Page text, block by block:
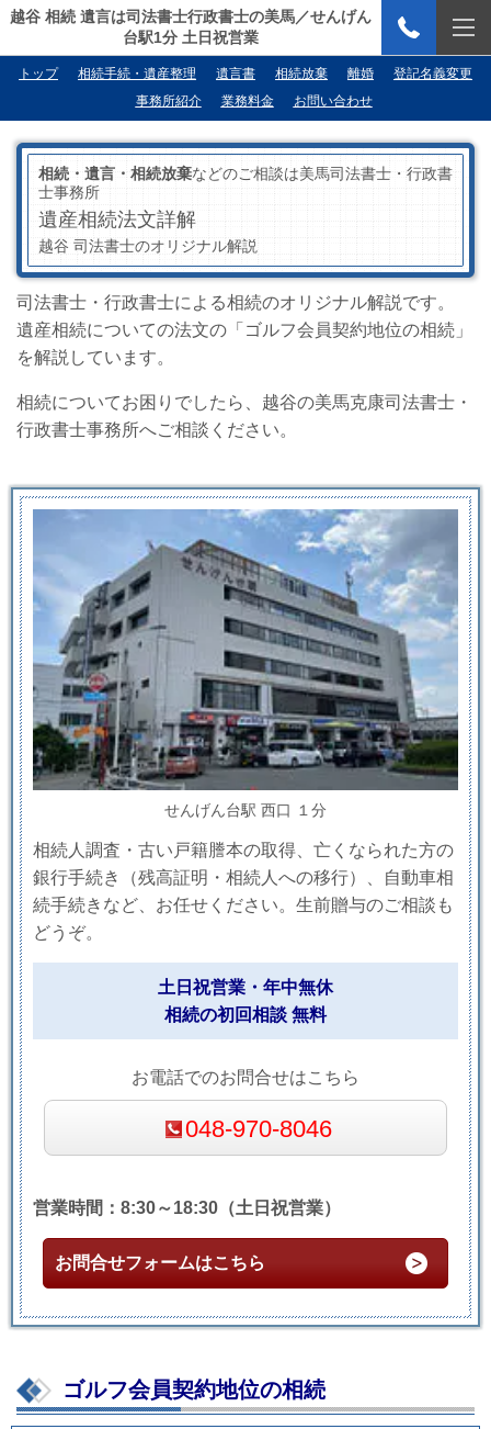
越谷 相続 遺言は司法書士行政書士の美馬／せんげん
台駅1分 土日祝営業
トップ 相続手続・遺産整理 遺言書 相続放棄 離婚
登記名義変更
事務所紹介
業務料金 お問い合わせ
相続・遺言・相続放棄などのご相談は美馬司法書士・行政書
士事務所
遺産相続法文詳解
越谷 司法書士のオリジナル解説
司法書士・行政書士による相続のオリジナル解説です。
遺産相続についての法文の「ゴルフ会員契約地位の相続」
を解説しています。
相続についてお困りでしたら、越谷の美馬克康司法書士・
行政書士事務所へご相談ください。
せんげん台駅 西口 １分
相続人調査・古い戸籍謄本の取得、亡くなられた方の
銀行手続き（残高証明・相続人への移行）、自動車相
続手続きなど、お任せください。生前贈与のご相談も
どうぞ。
土日祝営業・年中無休
相続の初回相談 無料
お電話でのお問合せはこちら
048-970-8046
営業時間：8:30～18:30（土日祝営業）
お問合せフォームはこちら
ゴルフ会員契約地位の相続